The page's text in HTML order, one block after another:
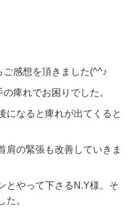
感想を頂きました(^^♪
痺れでお困りでした。
になると痺れが出てくると
肩の緊張も改善していきま
とやって下さるN.Y様。そ
た。